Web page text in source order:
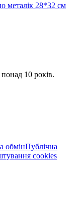
металік 28*32 см
10 років.
обмінПублічна
cookies